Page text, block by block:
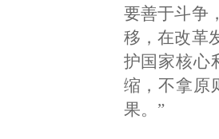
要善于斗争
移，在改革
护国家核心
缩，不拿原
果。”